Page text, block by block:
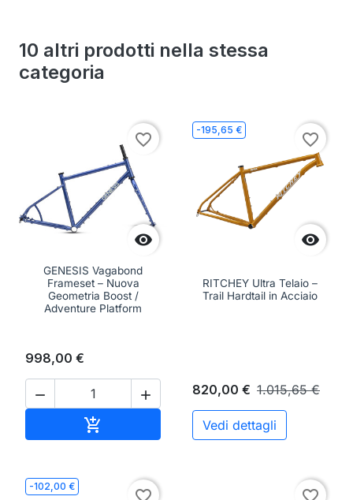
10 altri prodotti nella stessa
categoria

favorite_border
GENESIS Vagabond
Frameset – Nuova
Geometria Boost /
Adventure Platform
998,00 €
 
 Aggiungi al carrello
-195,65 €

favorite_border
RITCHEY Ultra Telaio –
Trail Hardtail in Acciaio
820,00 € 1.015,65 €
Vedi dettagli
-102,00 €
favorite_border favorite_border